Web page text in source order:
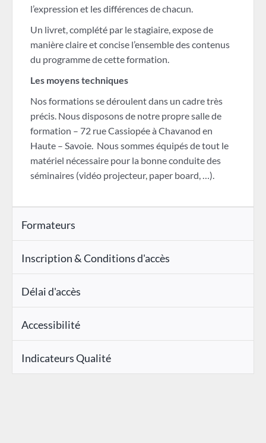
l’expression et les différences de chacun.
Un livret, complété par le stagiaire, expose de
manière claire et concise l’ensemble des contenus
du programme de cette formation.
Les moyens techniques
Nos formations se déroulent dans un cadre très
précis. Nous disposons de notre propre salle de
formation – 72 rue Cassiopée à Chavanod en
Haute – Savoie. Nous sommes équipés de tout le
matériel nécessaire pour la bonne conduite des
séminaires (vidéo projecteur, paper board, …).
Formateurs
Inscription & Conditions d'accès
Délai d'accès
Accessibilité
Indicateurs Qualité